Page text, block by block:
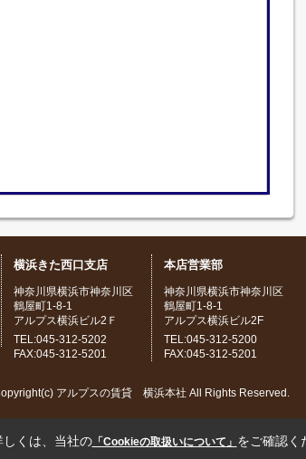
横浜きた西口支店
神奈川県横浜市神奈川区
鶴屋町1-8-1
アルプス横浜ビル2Ｆ
TEL:045-312-5202
FAX:045-312-5201
本店営業部
神奈川県横浜市神奈川区
鶴屋町1-8-1
アルプス横浜ビル2F
TEL:045-312-5200
FAX:045-312-5201
アルプスの賃貸 横浜本社 All Rights Reserved.
しくは、当社の「Cookieの取扱いについて」 をご確認く